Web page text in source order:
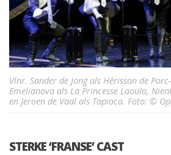
Vlnr. Sander de Jong als Hérisson de
Emelianova als La Princesse Laoula,
en Jeroen de Vaal als Tapioca. Foto: ©
STERKE ‘FRANSE’ CAST